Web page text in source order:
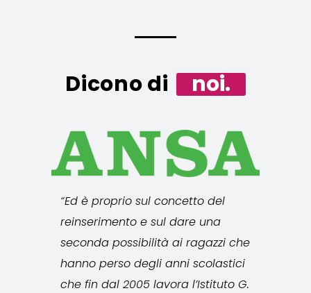
Dicono di noi.
“Ed è proprio sul concetto del
reinserimento e sul dare una
seconda possibilità ai ragazzi che
hanno perso degli anni scolastici
che fin dal 2005 lavora l’Istituto G.